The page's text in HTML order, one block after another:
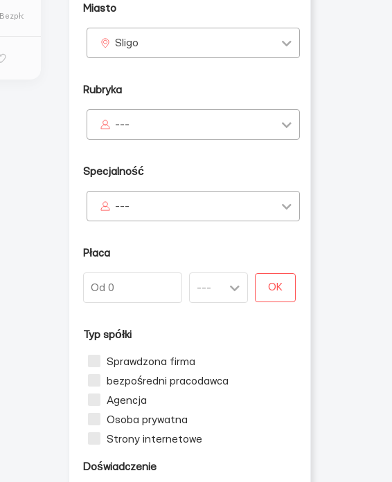
Bezpłatna oferta pracy
Miasto
Sligo
Rubryka
---
Specjalność
---
Płaca
OK
Typ spółki
Sprawdzona firma
bezpośredni pracodawca
Agencja
Osoba prywatna
Strony internetowe
Doświadczenie